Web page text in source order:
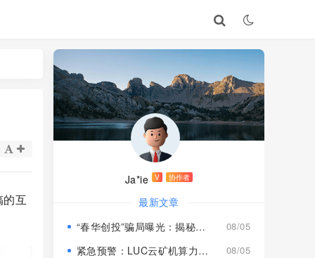
的互
Ja*ie V 协作者
最新文章
“春华创投”骗局曝光：揭秘项目盘的欺诈手法!
08/05
紧急预警：LUC云矿机算力项目风险激增，高额挖矿收益背后全是套路 08/05